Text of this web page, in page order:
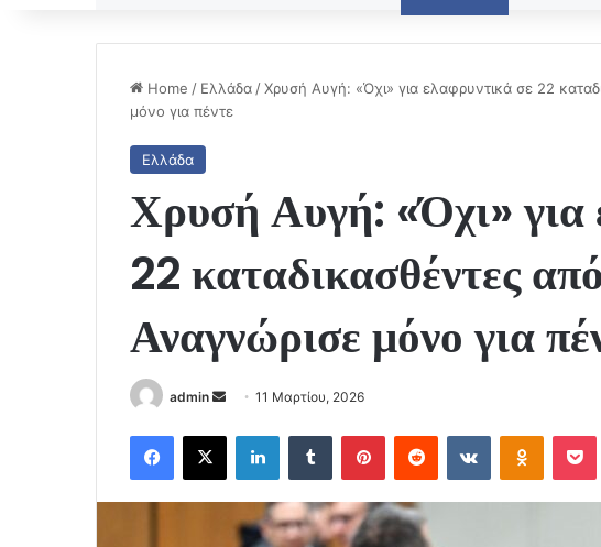
Home / Ελλάδα /Χρυσή Αυγή: «Όχι» για ελαφρυντικά σε 22
μόνο για πέντε
Ελλάδα
Χρυσή Αυγή: «Όχι» για
22 καταδικασθέντες
Αναγνώρισε μόνο για
admin
Send
email
11 Μαρτίου, 2026
Facebook
X LinkedInTumblr PinterestReddit VKontakte